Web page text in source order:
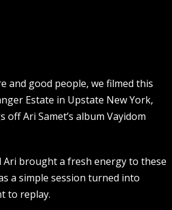
and good people, we filmed this
Estate in Upstate New York,
Ari Samet’s album Vayidom
Ari brought a fresh energy to these
a simple session turned into
to replay.